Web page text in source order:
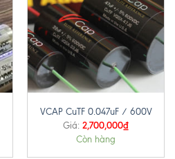
VCAP CuTF 0.047uF / 600V
Giá: 2,700,000₫
Còn hàng